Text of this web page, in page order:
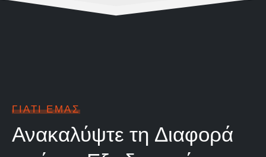
ΓΙΑΤΙ ΕΜΑΣ
Ανακαλύψτε τη Διαφορά